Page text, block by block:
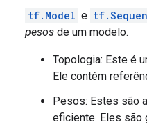
tf.Model e
pesos de um modelo.
Topologia: Este é
Ele contém
Pesos: Estes são
eficiente. Eles são